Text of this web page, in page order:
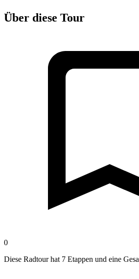
Über diese Tour
0
Diese Radtour hat 7 Etappen und eine